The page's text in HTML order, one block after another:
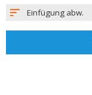
Einfügung abw.